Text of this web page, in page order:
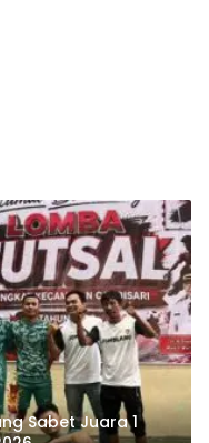
Sabet Juara 1